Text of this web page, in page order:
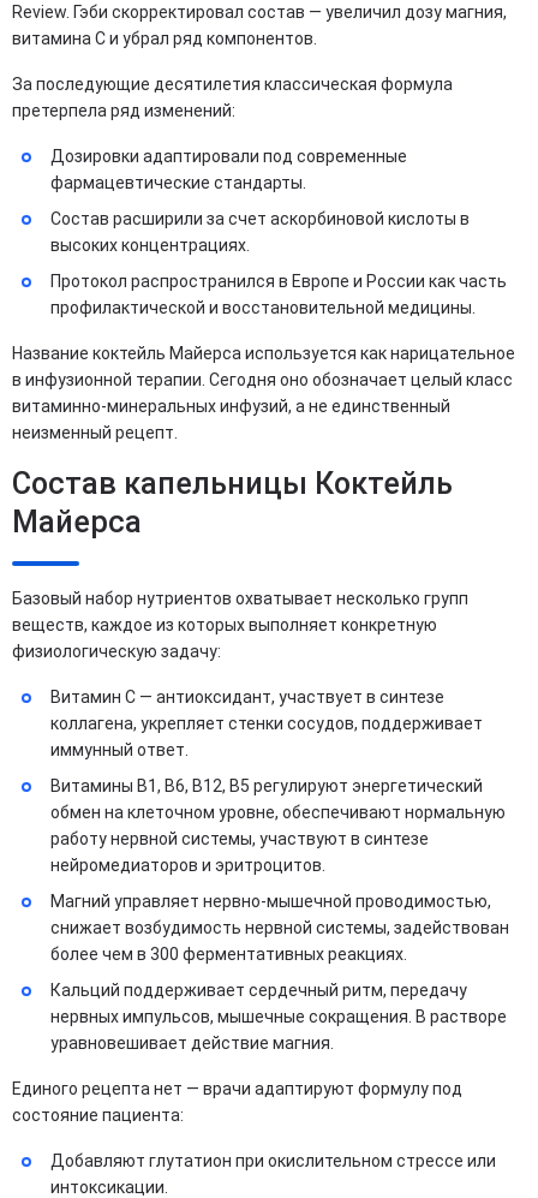
Review. Гэби скорректировал состав — увеличил дозу магния,
витамина C и убрал ряд компонентов.
За последующие десятилетия классическая формула
претерпела ряд изменений:​
Дозировки адаптировали под современные
фармацевтические стандарты.
Состав расширили за счет аскорбиновой кислоты в
высоких концентрациях.
Протокол распространился в Европе и России как часть
профилактической и восстановительной медицины.
Название коктейль Майерса используется как нарицательное
в инфузионной терапии. Сегодня оно обозначает целый класс
витаминно-минеральных инфузий, а не единственный
неизменный рецепт.​
Состав капельницы Коктейль
Майерса
Базовый набор нутриентов охватывает несколько групп
веществ, каждое из которых выполняет конкретную
физиологическую задачу: ​
Витамин C — антиоксидант, участвует в синтезе
коллагена, укрепляет стенки сосудов, поддерживает
иммунный ответ.
Витамины B1, B6, B12, B5 регулируют энергетический
обмен на клеточном уровне, обеспечивают нормальную
работу нервной системы, участвуют в синтезе
нейромедиаторов и эритроцитов​.
Магний управляет нервно-мышечной проводимостью,
снижает возбудимость нервной системы, задействован
более чем в 300 ферментативных реакциях.
Кальций поддерживает сердечный ритм, передачу
нервных импульсов, мышечные сокращения. В растворе
уравновешивает действие магния​.
Единого рецепта нет — врачи адаптируют формулу под
состояние пациента:​
Добавляют глутатион при окислительном стрессе или
интоксикации.